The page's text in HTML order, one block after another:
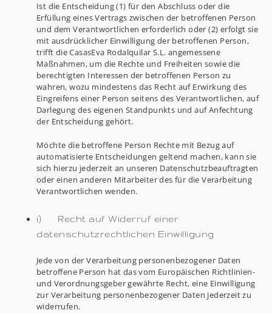
Ist die Entscheidung (1) für den Abschluss oder die
Erfüllung eines Vertrags zwischen der betroffenen Person
und dem Verantwortlichen erforderlich oder (2) erfolgt sie
mit ausdrücklicher Einwilligung der betroffenen Person,
trifft die CasasEva Rodalquilar S.L. angemessene
Maßnahmen, um die Rechte und Freiheiten sowie die
berechtigten Interessen der betroffenen Person zu
wahren, wozu mindestens das Recht auf Erwirkung des
Eingreifens einer Person seitens des Verantwortlichen, auf
Darlegung des eigenen Standpunkts und auf Anfechtung
der Entscheidung gehört.
Möchte die betroffene Person Rechte mit Bezug auf
automatisierte Entscheidungen geltend machen, kann sie
sich hierzu jederzeit an unseren Datenschutzbeauftragten
oder einen anderen Mitarbeiter des für die Verarbeitung
Verantwortlichen wenden.
i) Recht auf Widerruf einer
datenschutzrechtlichen Einwilligung
Jede von der Verarbeitung personenbezogener Daten
betroffene Person hat das vom Europäischen Richtlinien-
und Verordnungsgeber gewährte Recht, eine Einwilligung
zur Verarbeitung personenbezogener Daten jederzeit zu
widerrufen.